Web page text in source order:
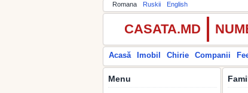
Romana Ruskii English
CASATA.MD
Acasă Imobil Chirie Companii
Menu